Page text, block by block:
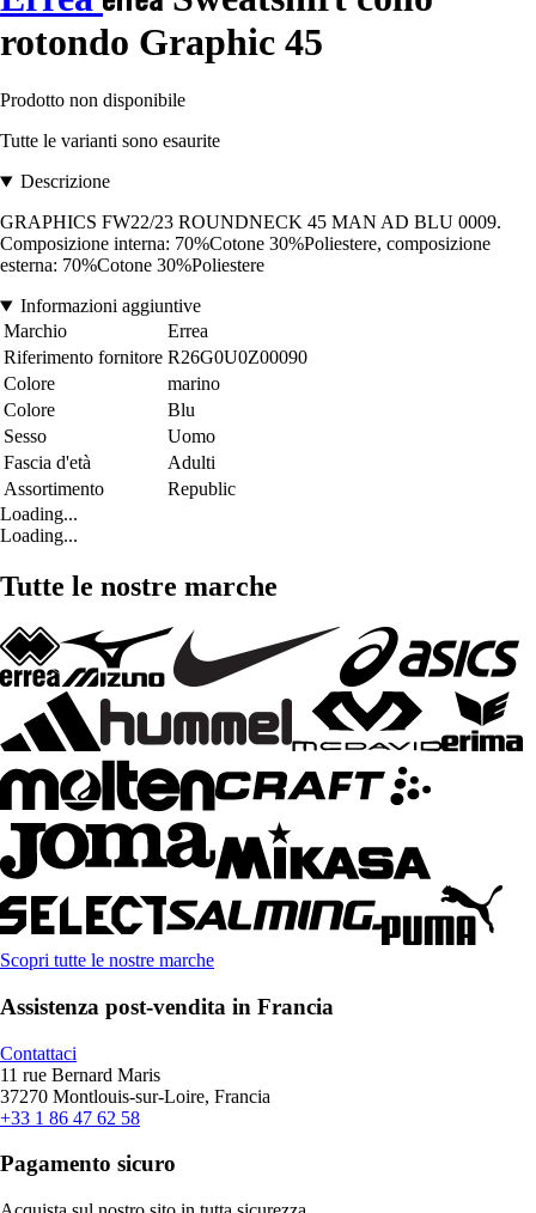
rotondo Graphic 45
Prodotto non disponibile
Tutte le varianti sono esaurite
Descrizione
GRAPHICS FW22/23 ROUNDNECK 45 MAN AD BLU 0009.
Composizione interna: 70%Cotone 30%Poliestere, composizione
esterna: 70%Cotone 30%Poliestere
Informazioni aggiuntive
Marchio
Errea
Riferimento fornitore R26G0U0Z00090
Colore
marino
Colore
Blu
Sesso
Uomo
Fascia d'età
Adulti
Assortimento
Republic
Loading...
Loading...
Tutte le nostre marche
Scopri tutte le nostre marche
Assistenza post-vendita in Francia
Contattaci
11 rue Bernard Maris
37270 Montlouis-sur-Loire, Francia
+33 1 86 47 62 58
Pagamento sicuro